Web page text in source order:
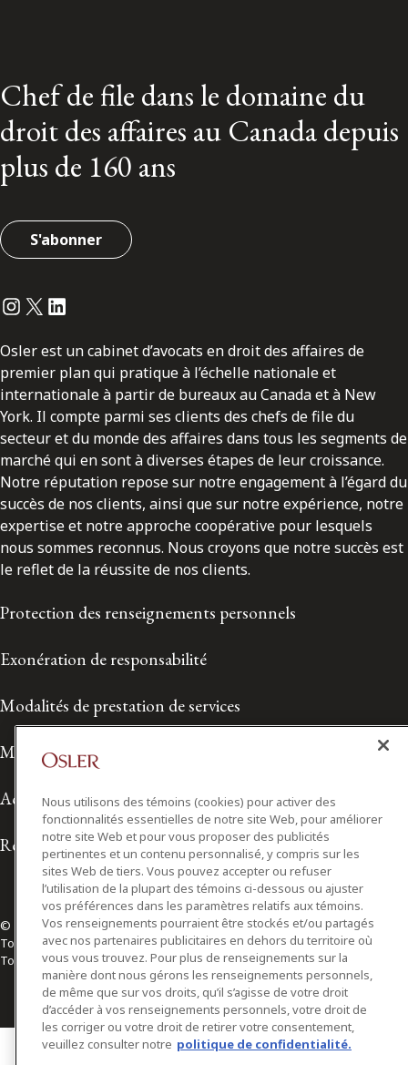
Chef de file dans le domaine du
droit des affaires au Canada depuis
plus de 160 ans
S'abonner
Instagram
Twitter
LinkedIn
Osler est un cabinet d’avocats en droit des affaires de
premier plan qui pratique à l’échelle nationale et
internationale à partir de bureaux au Canada et à New
York. Il compte parmi ses clients des chefs de file du
secteur et du monde des affaires dans tous les segments de
marché qui en sont à diverses étapes de leur croissance.
Notre réputation repose sur notre engagement à l’égard du
succès de nos clients, ainsi que sur notre expérience, notre
expertise et notre approche coopérative pour lesquels
nous sommes reconnus. Nous croyons que notre succès est
le reflet de la réussite de nos clients.
Protection des renseignements personnels
Exonération de responsabilité
Modalités de prestation de services
Modalités d'utilisation
Accessibilité
Relations avec les médias
© 2026 Osler, Hoskin & Harcourt S.E.N.C.R.L./s.r.l.
Tous droits réservés
Toronto | Montréal | Calgary | Vancouver | Ottawa | New York
Nous utilisons des témoins (cookies) pour activer des
fonctionnalités essentielles de notre site Web, pour améliorer
notre site Web et pour vous proposer des publicités
pertinentes et un contenu personnalisé, y compris sur les
sites Web de tiers. Vous pouvez accepter ou refuser
l’utilisation de la plupart des témoins ci-dessous ou ajuster
vos préférences dans les paramètres relatifs aux témoins.
Vos renseignements pourraient être stockés et/ou partagés
avec nos partenaires publicitaires en dehors du territoire où
vous vous trouvez. Pour plus de renseignements sur la
manière dont nous gérons les renseignements personnels,
de même que sur vos droits, qu’il s’agisse de votre droit
d’accéder à vos renseignements personnels, votre droit de
les corriger ou votre droit de retirer votre consentement,
veuillez consulter notre politique de confidentialité.